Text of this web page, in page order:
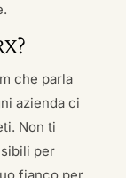
che parla
azienda ci
Non ti
per